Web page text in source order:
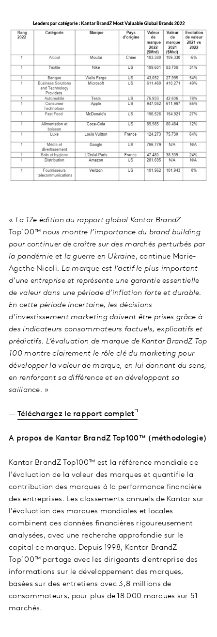
« La 17e édition du rapport global Kantar BrandZ
Top100™ nous montre l’importance du brand building
pour continuer de croître sur des marchés perturbés par
la pandémie et la guerre en Ukraine, continue Marie-
Agathe Nicoli. La marque est l’actif le plus important
d’une entreprise et représente une garantie essentielle
de valeur dans une période d’inflation forte et durable.
En cette période incertaine, les décisions
d’investissement marketing doivent être prises grâce à
des indicateurs consommateurs factuels, explicatifs et
prédictifs. L’évaluation de marque de Kantar BrandZ Top
100 montre clairement le rôle clé du marketing pour
développer la valeur de marque, en lui donnant du sens,
en renforçant sa différence et en développant sa
saillance. »
— Téléchargez le rapport complet
A propos de Kantar BrandZ Top100™ (méthodologie)
Kantar BrandZ Top100™ est la référence mondiale de
l'évaluation de la valeur des marques et quantifie la
contribution des marques à la performance financière
des entreprises. Les classements annuels de Kantar sur
l'évaluation des marques mondiales et locales
combinent des données financières rigoureusement
analysées, avec une recherche approfondie sur le
capital de marque. Depuis 1998, Kantar BrandZ
Top100™ partage avec les dirigeants d'entreprise des
informations sur le développement des marques,
basées sur des entretiens avec 3,8 millions de
consommateurs, pour plus de 18 000 marques sur 51
marchés.